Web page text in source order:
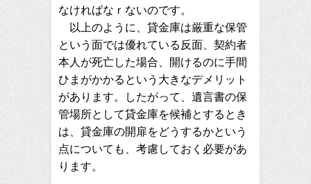
なければなｒないのです。
以上のように、貸金庫は厳重な保管
という面では優れている反面、契約者
本人が死亡した場合、開けるのに手間
ひまがかかるという大きなデメリット
があります。したがって、遺言書の保
管場所として貸金庫を候補とするとき
は、貸金庫の開扉をどうするかという
点についても、考慮しておく必要があ
ります。